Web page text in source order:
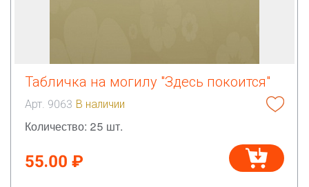
Табличка на могилу "Здесь покоится"
Арт. 9063 В наличии
Количество: 25 шт.
55.00 ₽